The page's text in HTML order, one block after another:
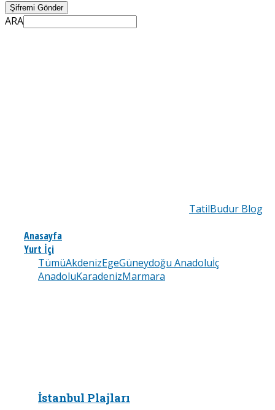
ARA
TatilBudur Blog
Anasayfa
Yurt İçi
TümüAkdenizEgeGüneydoğu Anadoluİç
AnadoluKaradenizMarmara
İstanbul Plajları